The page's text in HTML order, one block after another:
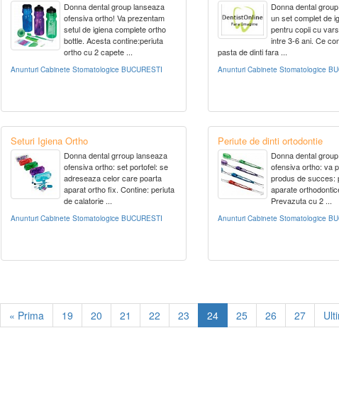
Donna dental group lanseaza
ofensiva ortho! Va prezentam
setul de igiena complete ortho
bottle. Acesta contine:periuta
ortho cu 2 capete ...
Anunturi Cabinete Stomatologice BUCURESTI
Donna dental
un set complet de
pentru copii cu
intre 3-6 ani. Ce
pasta de dinti fara ...
Anunturi Cabinete Stomatologice
Seturi Igiena Ortho
Donna dental grroup lanseaza
ofensiva ortho: set portofel: se
adreseaza celor care poarta
aparat ortho fix. Contine: periuta
de calatorie ...
Anunturi Cabinete Stomatologice BUCURESTI
Periute de dinti ortodontie
Donna dental
ofensiva ortho: va
produs de succes:
aparate
Prevazuta cu 2 ...
Anunturi Cabinete Stomatologice
« Prima 19 20 21 22 23 24 25 26 27